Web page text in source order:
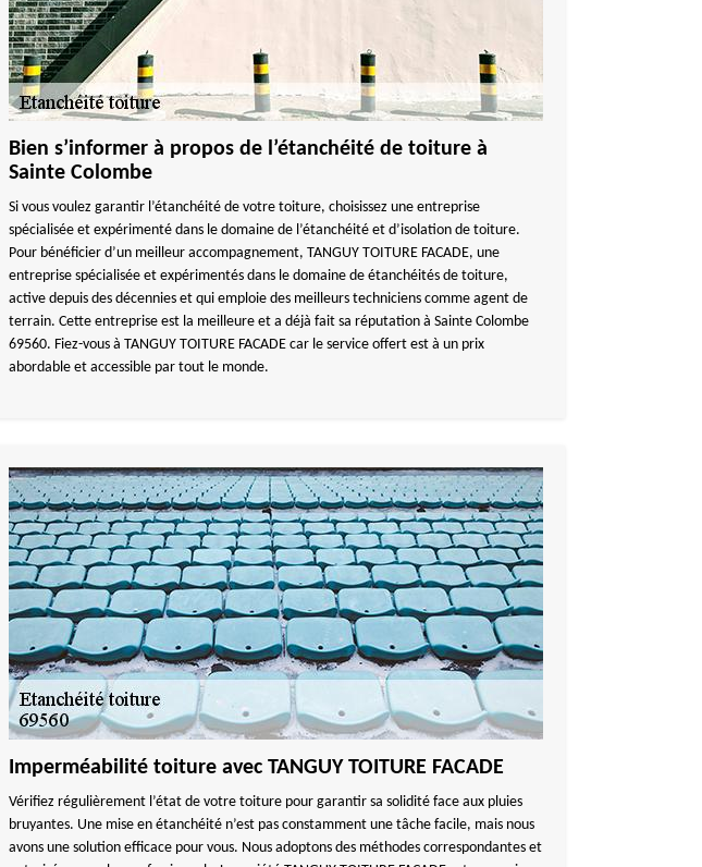
Bien s’informer à propos de l’étanchéité de toiture à
Sainte Colombe
Si vous voulez garantir l’étanchéité de votre toiture, choisissez une entreprise
spécialisée et expérimenté dans le domaine de l’étanchéité et d’isolation de toiture.
Pour bénéficier d’un meilleur accompagnement, TANGUY TOITURE FACADE, une
entreprise spécialisée et expérimentés dans le domaine de étanchéités de toiture,
active depuis des décennies et qui emploie des meilleurs techniciens comme agent de
terrain. Cette entreprise est la meilleure et a déjà fait sa réputation à Sainte Colombe
69560. Fiez-vous à TANGUY TOITURE FACADE car le service offert est à un prix
abordable et accessible par tout le monde.
Imperméabilité toiture avec TANGUY TOITURE FACADE
Vérifiez régulièrement l’état de votre toiture pour garantir sa solidité face aux pluies
bruyantes. Une mise en étanchéité n’est pas constamment une tâche facile, mais nous
avons une solution efficace pour vous. Nous adoptons des méthodes correspondantes et